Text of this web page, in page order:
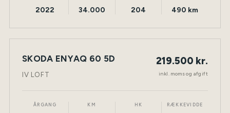
2022 34.000 204 490 km
NY BIL ELEKTRISK TØNDER
SKODA ENYAQ 60 5D
IV LOFT
219.500 kr.
inkl. moms og afgift
ÅRGANG KM HK RÆKKEVIDDE